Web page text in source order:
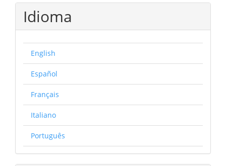
Idioma
English
Español
Français
Italiano
Português